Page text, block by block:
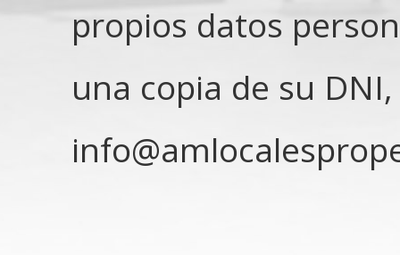
propios datos
una copia de su